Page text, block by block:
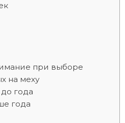
при выборе
на меху
года
года